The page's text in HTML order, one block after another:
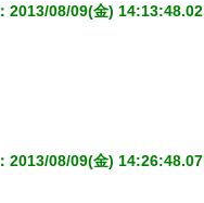
：2013/08/09(金) 14:13:48.02
：2013/08/09(金) 14:26:48.07